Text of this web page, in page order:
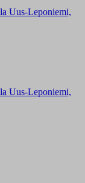
Uus-Leponiemi,
Uus-Leponiemi,